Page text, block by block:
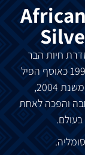
חיות הבר
האפריקניות. הסדרה הושקה לראשונה ב-1999 כאוסף הפיל
של זמביה ונמשכה ככזו עד 2003. החל משנת 2004,
והפכה לאחת